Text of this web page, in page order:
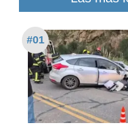
#01